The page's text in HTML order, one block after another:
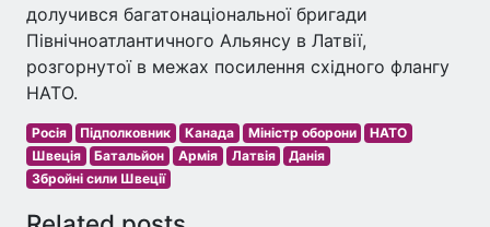
долучився багатонаціональної бригади
Північноатлантичного Альянсу в Латвії,
розгорнутої в межах посилення східного флангу
НАТО.
Росія Підполковник Канада Міністр оборони
НАТО
Швеція
Батальйон Армія Латвія
Данія
Збройні сили Швеції